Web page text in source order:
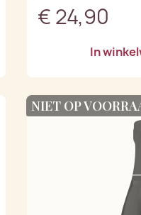
€ 24,90
In
NIET OP